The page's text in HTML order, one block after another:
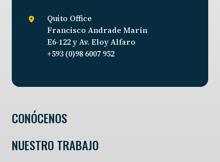
Quito Office
Francisco Andrade Marín
E6-122 y Av. Eloy Alfaro
+593 (0)98 6007 952
CONÓCENOS
NUESTRO TRABAJO